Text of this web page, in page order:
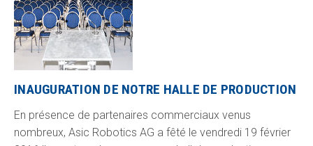
INAUGURATION DE NOTRE HALLE DE PRODUCTION
En présence de partenaires commerciaux venus
nombreux, Asic Robotics AG a fêté le vendredi 19 février